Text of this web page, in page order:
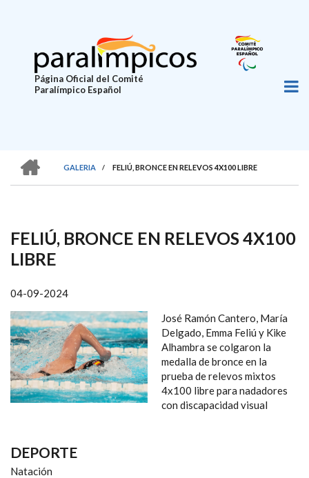
principal
Página Oficial del Comité
Paralímpico Español
SOBRESCRIBIR
DE
AYUDA
A
LA
NAVEGACIÓN
GALERIA
/ FELIÚ, BRONCE EN RELEVOS 4X100 LIBRE
FELIÚ, BRONCE EN RELEVOS 4X100
LIBRE
04-09-2024
José Ramón Cantero, María
Delgado, Emma Feliú y Kike
Alhambra se colgaron la
medalla de bronce en la
prueba de relevos mixtos
4x100 libre para nadadores
con discapacidad visual
DEPORTE
Natación